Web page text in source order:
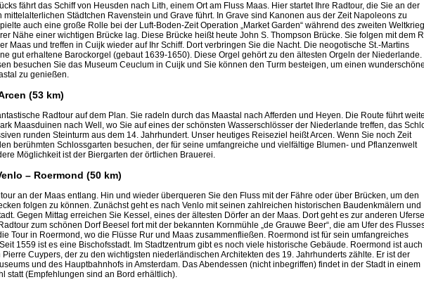
fährt das Schiff von Heusden nach Lith, einem Ort am Fluss Maas. Hier startet Ihre Radtour, die Sie an der
mittelalterlichen Städtchen Ravenstein und Grave führt. In Grave sind Kanonen aus der Zeit Napoleons zu
auch eine große Rolle bei der Luft-Boden-Zeit Operation „Market Garden“ während des zweiten
Nähe einer wichtigen Brücke lag. Diese Brücke heißt heute John S. Thompson Brücke. Sie folgen mit dem
Maas und treffen in Cuijk wieder auf Ihr Schiff. Dort verbringen Sie die Nacht. Die neogotische St.-Martins
gut erhaltene Barockorgel (gebaut 1639-1650). Diese Orgel gehört zu den ältesten Orgeln der Niederlande.
besuchen Sie das Museum Ceuclum in Cuijk und Sie können den Turm besteigen, um einen
zu genießen.
(53 km)
Radtour auf dem Plan. Sie radeln durch das Maastal nach Afferden und Heyen. Die Route führt
Maasduinen nach Well, wo Sie auf eines der schönsten Wasserschlösser der Niederlande treffen, das
runden Steinturm aus dem 14. Jahrhundert. Unser heutiges Reiseziel heißt Arcen. Wenn Sie noch Zeit
berühmten Schlossgarten besuchen, der für seine umfangreiche und vielfältige Blumen- und Pflanzenwelt
Möglichkeit ist der Biergarten der örtlichen Brauerei.
– Roermond (50 km)
an der Maas entlang. Hin und wieder überqueren Sie den Fluss mit der Fähre oder über Brücken, um den
folgen zu können. Zunächst geht es nach Venlo mit seinen zahlreichen historischen Baudenkmälern und
Gegen Mittag erreichen Sie Kessel, eines der ältesten Dörfer an der Maas. Dort geht es zur anderen
zum schönen Dorf Beesel fort mit der bekannten Kornmühle „de Grauwe Beer“, die am Ufer des
Tour in Roermond, wo die Flüsse Rur und Maas zusammenfließen. Roermond ist für sein umfangreiches
1559 ist es eine Bischofsstadt. Im Stadtzentrum gibt es noch viele historische Gebäude. Roermond ist auch
Pierre Cuypers, der zu den wichtigsten niederländischen Architekten des 19. Jahrhunderts zählte. Er ist der
und des Hauptbahnhofs in Amsterdam. Das Abendessen (nicht inbegriffen) findet in der Stadt in einem
statt (Empfehlungen sind an Bord erhältlich).